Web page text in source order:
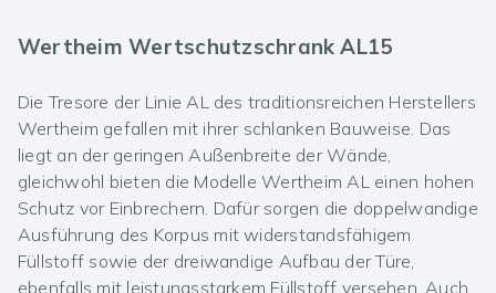
Wertheim Wertschutzschrank AL15
Die Tresore der Linie AL des traditionsreichen Herstellers
Wertheim gefallen mit ihrer schlanken Bauweise. Das
liegt an der geringen Außenbreite der Wände,
gleichwohl bieten die Modelle Wertheim AL einen hohen
Schutz vor Einbrechern. Dafür sorgen die doppelwandige
Ausführung des Korpus mit widerstandsfähigem
Füllstoff sowie der dreiwandige Aufbau der Türe,
ebenfalls mit leistungsstarkem Füllstoff versehen. Auch